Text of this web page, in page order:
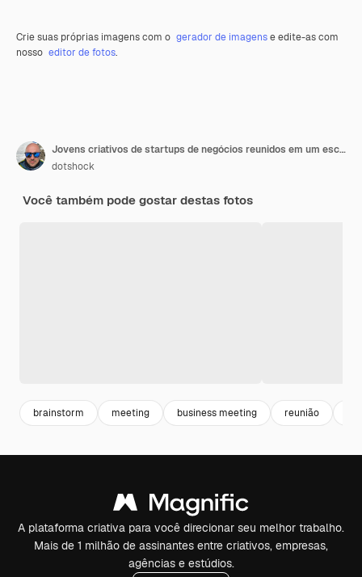
Crie suas próprias imagens com o gerador de imagense edite-as com
nosso editor de fotos.
Jovens criativos de startups de negócios reunidos em um escritório moderno, fazendo planos e projetos com pós-adesivos em vidro
dotshock
Você também pode gostar destas fotos
brainstorm meeting business meeting reunião
A plataforma criativa para você direcionar seu melhor trabalho.
Mais de 1 milhão de assinantes entre criativos, empresas,
agências e estúdios.